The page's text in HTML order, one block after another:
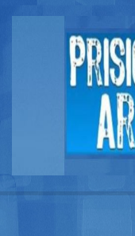
Buscador
Documentos